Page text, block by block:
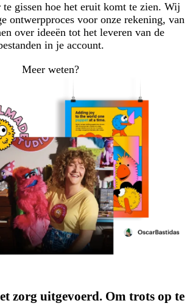
te gissen hoe het eruit komt te zien. Wij
ontwerpproces voor onze rekening, van
over ideeën tot het leveren van de
in je account.
Meer weten?
zorg uitgevoerd. Om trots op te